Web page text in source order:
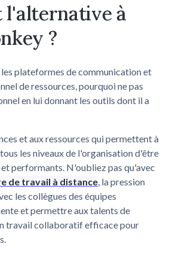
l'alternative à
?
plateformes de communication et
de ressources, pourquoi ne pas
en lui donnant les outils dont il a
et aux ressources qui permettent à
les niveaux de l'organisation d'être
performants. N'oubliez pas qu'avec
de travail à distance, la pression
les collègues des équipes
et permettre aux talents de
travail collaboratif efficace pour